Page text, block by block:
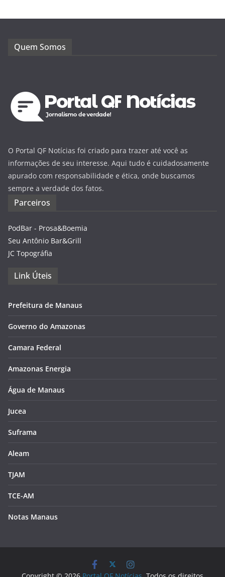
Quem Somos
O Portal QF Notícias foi criado para trazer até você as
informações de seu interesse. Aqui tudo é cuidadosamente
apurado com responsabilidade e ética, onde buscamos
sempre a verdade dos fatos.
Parceiros
PodBar - Prosa&Boemia
Seu Antônio Bar&Grill
JC Topográfia
Link Úteis
Prefeitura de Manaus
Governo do Amazonas
Camara Federal
Amazonas Energia
Água de Manaus
Jucea
Suframa
Aleam
TJAM
TCE-AM
Notas Manaus